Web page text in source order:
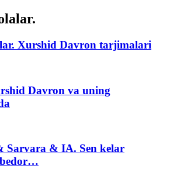
Xurshid Davron tarjimalari
Davron va uning
Sarvara & IA. Sen kelar